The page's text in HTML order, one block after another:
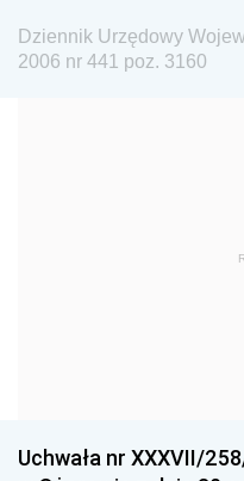
Dziennik Urzędowy
Dziennik Urzędowy
Dziennik Urzędowy
Dziennik Urzędowy
2006 nr 441 poz. 3160
Uchwała nr XXXVII/